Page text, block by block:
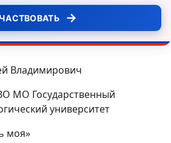
→
Владимирович
МО Государственный
университет
моя»